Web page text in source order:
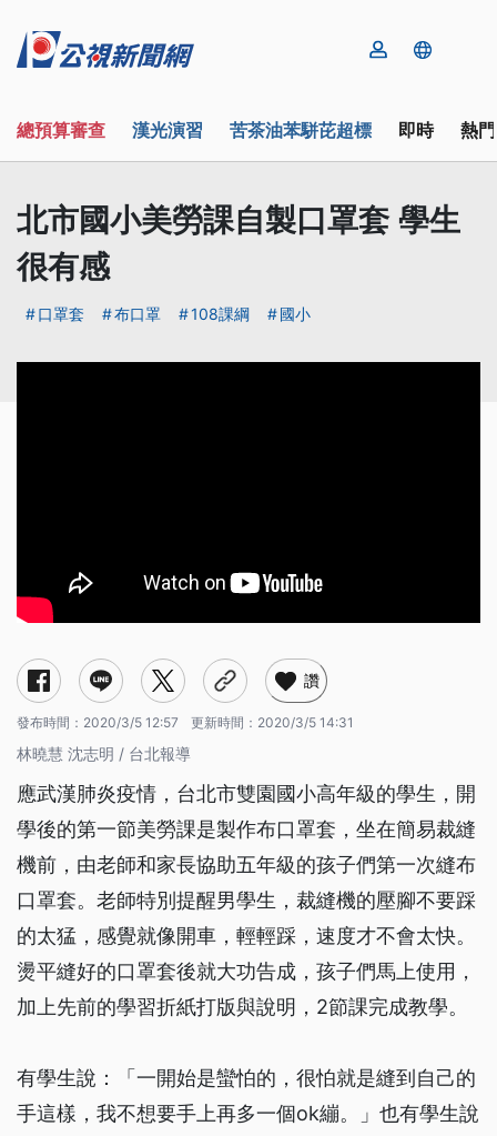
總預算審查 漢光演習 苦茶油苯駢芘超標 即時 熱
北市國小美勞課自製口罩套 學生
很有感
口罩套 布口罩 108課綱 國小
讚
發布時間： 2020/3/5 12:57 更新時間： 2020/3/5 14:31
林曉慧 沈志明 / 台北報導
應武漢肺炎疫情，台北市雙園國小高年級的學生，開
學後的第一節美勞課是製作布口罩套，坐在簡易裁縫
機前，由老師和家長協助五年級的孩子們第一次縫布
口罩套。老師特別提醒男學生，裁縫機的壓腳不要踩
的太猛，感覺就像開車，輕輕踩，速度才不會太快。
燙平縫好的口罩套後就大功告成，孩子們馬上使用，
加上先前的學習折紙打版與說明，2節課完成教學。
有學生說：「一開始是蠻怕的，很怕就是縫到自己的
手這樣，我不想要手上再多一個ok繃。」也有學生說